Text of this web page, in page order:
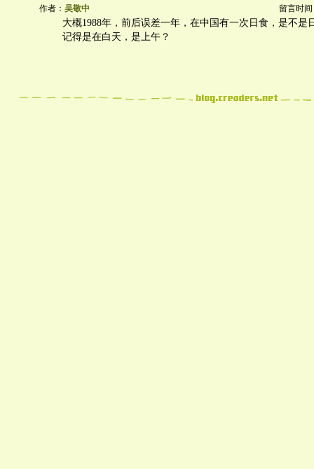
作者： 吴敬中 留言时间
大概1988年，前后误差一年，在中国有一次日食，是不是
记得是在白天，是上午？